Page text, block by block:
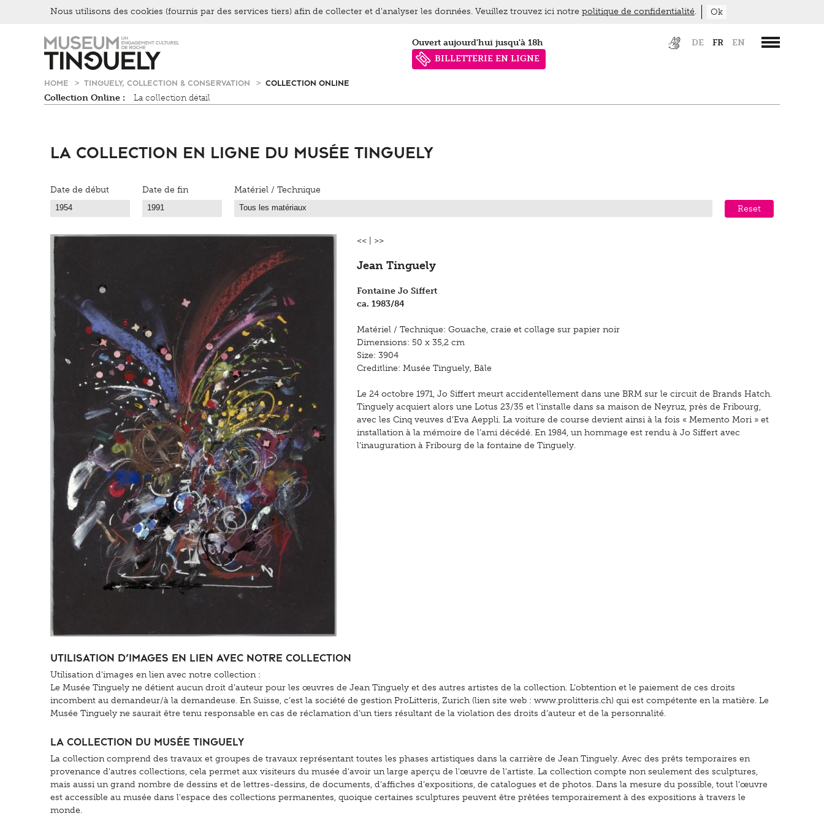
Hauptnavigation
DE FR EN
Ouvert aujourd'hui jusqu'à 18h
BILLETTERIE EN LIGNE
HOME TINGUELY, COLLECTION & CONSERVATION
COLLECTION ONLINE
Collection Online :
La collection détail
La collection en Ligne du Musée Tinguely
Date de début Date de fin Matériel / Technique
<< >>
Jean Tinguely
Fontaine Jo Siffert
ca. 1983/84
Matériel / Technique: Gouache, craie et collage sur papier noir
Dimensions: 50 x 35,2 cm
Size: 3904
Creditline: Musée Tinguely, Bâle
Le 24 octobre 1971, Jo Siffert meurt accidentellement dans une BRM sur le circuit de Brands Hatch.
Tinguely acquiert alors une Lotus 23/35 et l’installe dans sa maison de Neyruz, près de Fribourg,
avec les Cinq veuves d’Eva Aeppli. La voiture de course devient ainsi à la fois « Memento Mori » et
installation à la mémoire de l’ami décédé. En 1984, un hommage est rendu à Jo Siffert avec
l’inauguration à Fribourg de la fontaine de Tinguely.
Utilisation d’images en lien avec notre collection
Utilisation d’images en lien avec notre collection :
Le Musée Tinguely ne détient aucun droit d’auteur pour les œuvres de Jean Tinguely et des autres artistes de la collection. L’obtention et le paiement de ces droits
incombent au demandeur/à la demandeuse. En Suisse, c’est la société de gestion ProLitteris, Zurich (lien site web : www.prolitteris.ch) qui est compétente en la matière. Le
Musée Tinguely ne saurait être tenu responsable en cas de réclamation d’un tiers résultant de la violation des droits d’auteur et de la personnalité.
La collection du Musée Tinguely
La collection comprend des travaux et groupes de travaux représentant toutes les phases artistiques dans la carrière de Jean Tinguely. Avec des prêts temporaires en
provenance d'autres collections, cela permet aux visiteurs du musée d'avoir un large aperçu de l'œuvre de l'artiste. La collection compte non seulement des sculptures,
mais aussi un grand nombre de dessins et de lettres-dessins, de documents, d'affiches d’expositions, de catalogues et de photos. Dans la mesure du possible, tout l’œuvre
est accessible au musée dans l'espace des collections permanentes, quoique certaines sculptures peuvent être prêtées temporairement à des expositions à travers le
monde.
Nous utilisons des cookies (fournis par des services tiers) afin de collecter et d'analyser les données. Veuillez trouvez ici notre politique de confidentialité. Ok